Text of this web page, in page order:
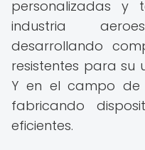
personalizadas y
industria
desarrollando
resistentes para su
Y en el campo de
fabricando
eficientes.